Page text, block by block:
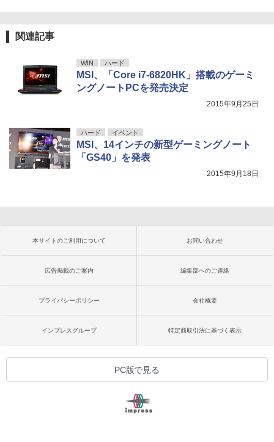
関連記事
WIN ハード
MSI、「Core i7-6820HK」搭載のゲーミ
ングノートPCを発売決定
2015年9月25日
ハード イベント
MSI、14インチの新型ゲーミングノート
「GS40」を発表
2015年9月18日
本サイトのご利用について お問い合わせ
広告掲載のご案内 編集部へのご連絡
プライバシーポリシー 会社概要
インプレスグループ 特定商取引法に基づく表示
PC版で見る